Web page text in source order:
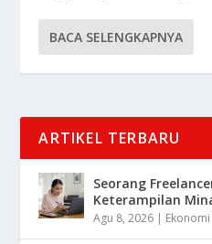
BACA SELENGKAPNYA
ARTIKEL TERBARU
Seorang
Keterampilan
Agu 8, 2026 |